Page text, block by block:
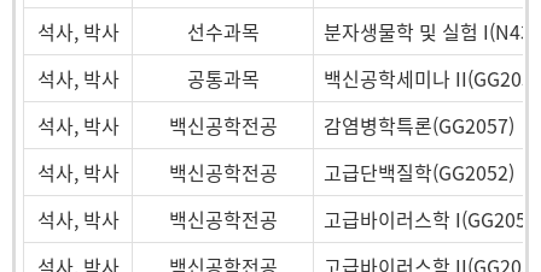
석사, 박사
선수과목
분자생물학 및 실험
석사, 박사
공통과목
백신공학세미나
석사, 박사
백신공학전공
감염병학특론(GG2057)
석사, 박사
백신공학전공
고급단백질학(GG2052)
석사, 박사
백신공학전공
고급바이러스학
석사, 박사
백신공학전공
고급바이러스학